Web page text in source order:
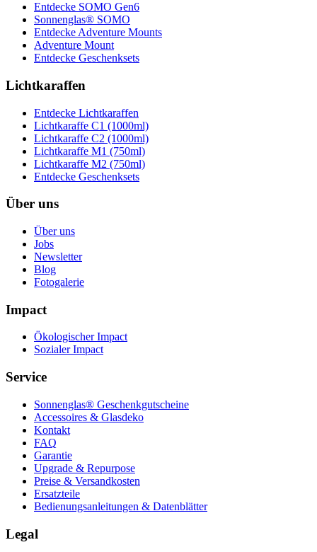
Entdecke SOMO Gen6
Sonnenglas® SOMO
Entdecke Adventure Mounts
Adventure Mount
Entdecke Geschenksets
Lichtkaraffen
Entdecke Lichtkaraffen
Lichtkaraffe C1 (1000ml)
Lichtkaraffe C2 (1000ml)
Lichtkaraffe M1 (750ml)
Lichtkaraffe M2 (750ml)
Entdecke Geschenksets
Über uns
Über uns
Jobs
Newsletter
Blog
Fotogalerie
Impact
Ökologischer Impact
Sozialer Impact
Service
Sonnenglas® Geschenkgutscheine
Accessoires & Glasdeko
Kontakt
FAQ
Garantie
Upgrade & Repurpose
Preise & Versandkosten
Ersatzteile
Bedienungsanleitungen & Datenblätter
Legal